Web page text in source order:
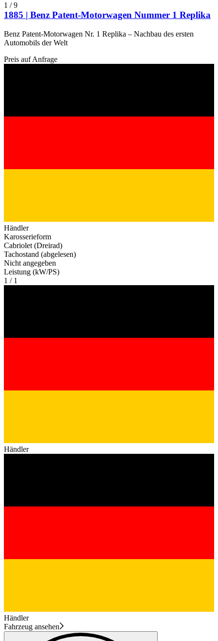
1 /9
1885 | Benz Patent-Motorwagen Nummer 1 Replika
Benz Patent-Motorwagen Nr. 1 Replika – Nachbau des ersten
Automobils der Welt
Preis auf Anfrage
Händler
Karosserieform
Cabriolet (Dreirad)
Tachostand (abgelesen)
Nicht angegeben
Leistung (kW/PS)
1 / 1
Händler
Händler
Fahrzeug ansehen